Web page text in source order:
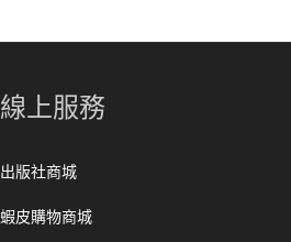
線上服務
出版社商城
蝦皮購物商城